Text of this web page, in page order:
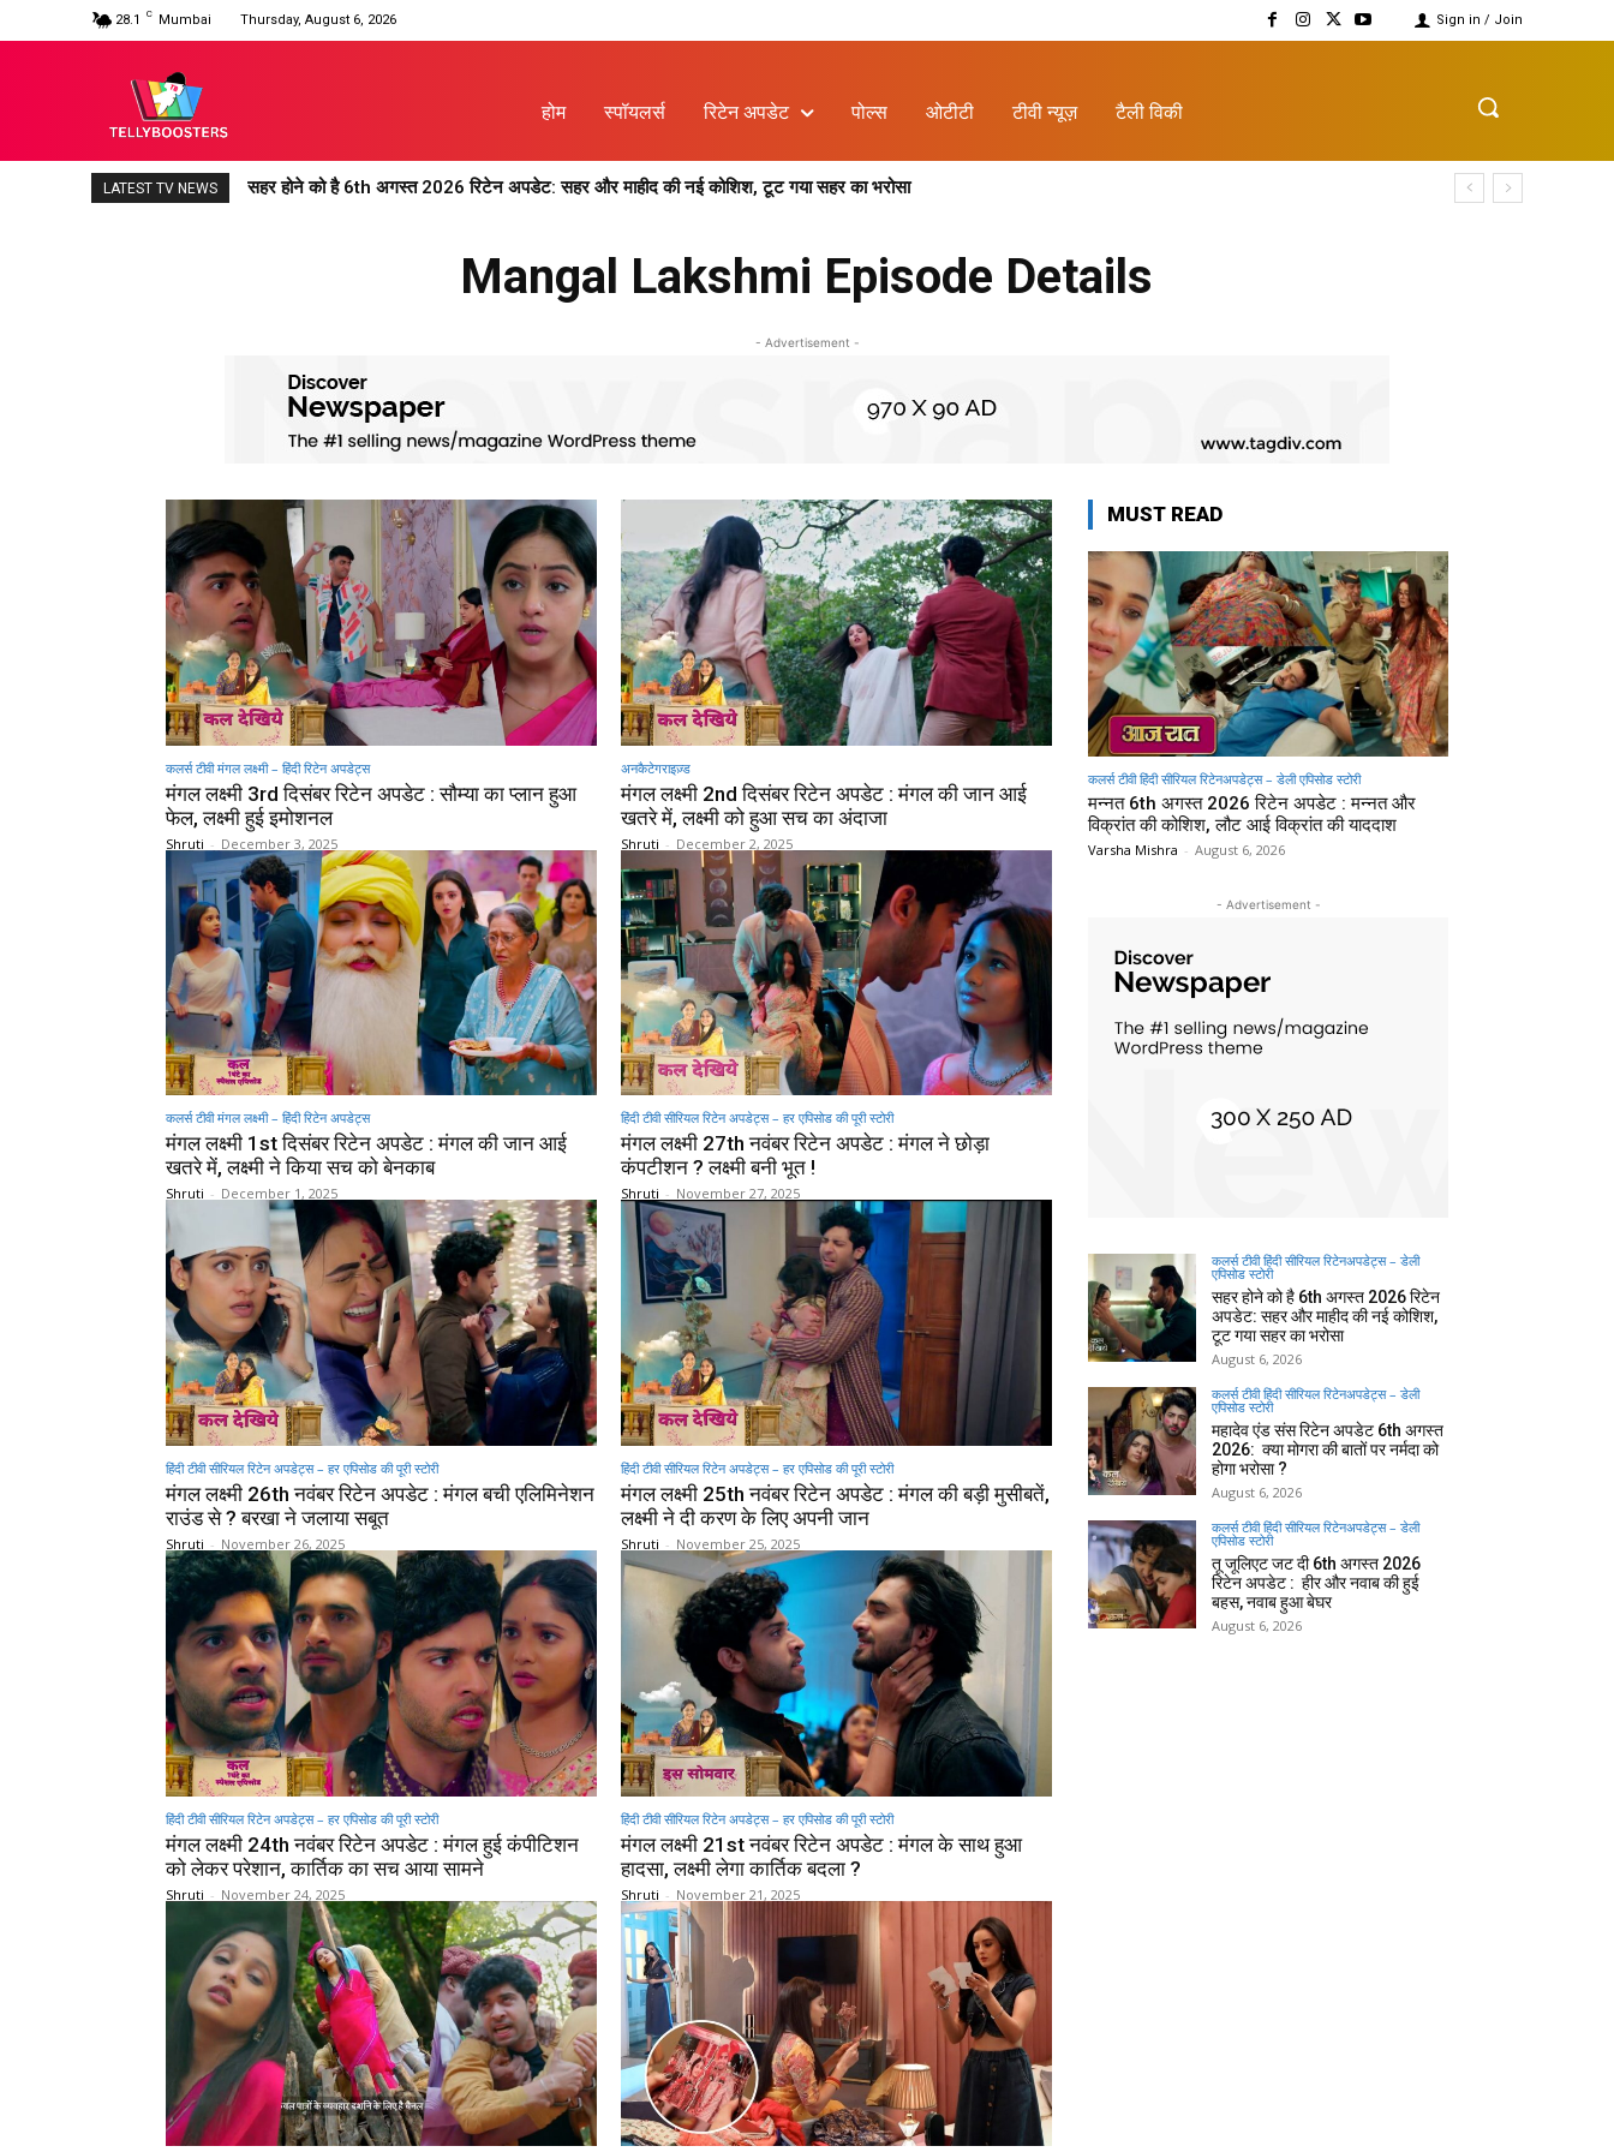
28.1 C Mumbai Thursday, August 6, 2026 Sign in / Join
होम स्पॉयलर्स रिटेन अपडेट पोल्स ओटीटी टीवी न्यूज़ टैली विकी
LATEST TV NEWS सहर होने को है 6th अगस्त 2026 रिटेन अपडेट: सहर और माहीद की नई कोशिश, टूट गया सहर का भरोसा
Mangal Lakshmi Episode Details
- Advertisement -
कलर्स टीवी मंगल लक्ष्मी – हिंदी रिटेन अपडेट्स
मंगल लक्ष्मी 3rd दिसंबर रिटेन अपडेट : सौम्या का प्लान हुआ
फेल, लक्ष्मी हुई इमोशनल
Shruti - December 3, 2025
अनकैटेगराइज़्ड
मंगल लक्ष्मी 2nd दिसंबर रिटेन अपडेट : मंगल की जान आई
खतरे में, लक्ष्मी को हुआ सच का अंदाजा
Shruti - December 2, 2025
कलर्स टीवी मंगल लक्ष्मी – हिंदी रिटेन अपडेट्स
मंगल लक्ष्मी 1st दिसंबर रिटेन अपडेट : मंगल की जान आई
खतरे में, लक्ष्मी ने किया सच को बेनकाब
Shruti - December 1, 2025
हिंदी टीवी सीरियल रिटेन अपडेट्स – हर एपिसोड की पूरी स्टोरी
मंगल लक्ष्मी 27th नवंबर रिटेन अपडेट : मंगल ने छोड़ा
कंपटीशन ? लक्ष्मी बनी भूत !
Shruti - November 27, 2025
हिंदी टीवी सीरियल रिटेन अपडेट्स – हर एपिसोड की पूरी स्टोरी
मंगल लक्ष्मी 26th नवंबर रिटेन अपडेट : मंगल बची एलिमिनेशन
राउंड से ? बरखा ने जलाया सबूत
Shruti - November 26, 2025
हिंदी टीवी सीरियल रिटेन अपडेट्स – हर एपिसोड की पूरी स्टोरी
मंगल लक्ष्मी 25th नवंबर रिटेन अपडेट : मंगल की बड़ी मुसीबतें,
लक्ष्मी ने दी करण के लिए अपनी जान
Shruti - November 25, 2025
हिंदी टीवी सीरियल रिटेन अपडेट्स – हर एपिसोड की पूरी स्टोरी
मंगल लक्ष्मी 24th नवंबर रिटेन अपडेट : मंगल हुई कंपीटिशन
को लेकर परेशान, कार्तिक का सच आया सामने
Shruti - November 24, 2025
हिंदी टीवी सीरियल रिटेन अपडेट्स – हर एपिसोड की पूरी स्टोरी
मंगल लक्ष्मी 21st नवंबर रिटेन अपडेट : मंगल के साथ हुआ
हादसा, लक्ष्मी लेगा कार्तिक बदला ?
Shruti - November 21, 2025
MUST READ
कलर्स टीवी हिंदी सीरियल रिटेनअपडेट्स – डेली एपिसोड स्टोरी
मन्नत 6th अगस्त 2026 रिटेन अपडेट : मन्नत और
विक्रांत की कोशिश, लौट आई विक्रांत की याददाश
Varsha Mishra - August 6, 2026
- Advertisement -
कलर्स टीवी हिंदी सीरियल रिटेनअपडेट्स – डेली
एपिसोड स्टोरी
सहर होने को है 6th अगस्त 2026 रिटेन
अपडेट: सहर और माहीद की नई कोशिश,
टूट गया सहर का भरोसा
August 6, 2026
कलर्स टीवी हिंदी सीरियल रिटेनअपडेट्स – डेली
एपिसोड स्टोरी
महादेव एंड संस रिटेन अपडेट 6th अगस्त
2026: क्या मोगरा की बातों पर नर्मदा को
होगा भरोसा ?
August 6, 2026
कलर्स टीवी हिंदी सीरियल रिटेनअपडेट्स – डेली
एपिसोड स्टोरी
तू जूलिएट जट दी 6th अगस्त 2026
रिटेन अपडेट : हीर और नवाब की हुई
बहस, नवाब हुआ बेघर
August 6, 2026